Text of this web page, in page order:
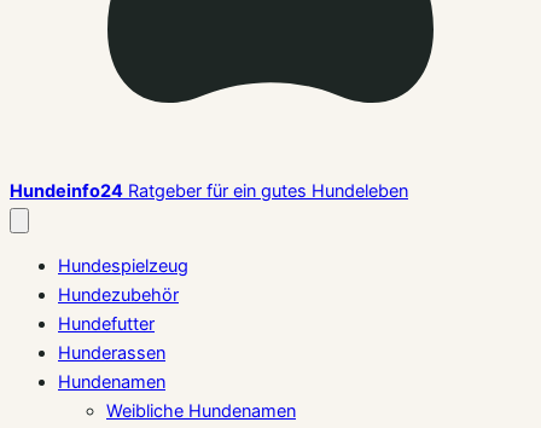
Hundeinfo24 Ratgeber für ein gutes Hundeleben
schließen
Hundespielzeug
Hundezubehör
Hundefutter
Hunderassen
Hundenamen
Weibliche Hundenamen